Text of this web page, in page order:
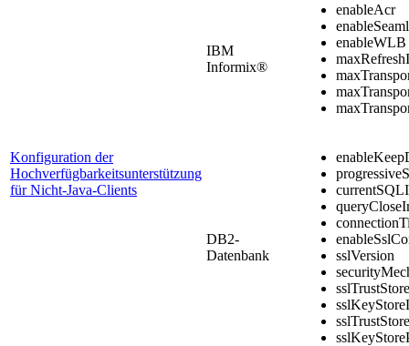
Konfiguration der
Hochverfügbarkeitsunterstützung
für Nicht-Java-Clients
IBM
Informix®
enableAcr
enableWLB
DB2-
Datenbank
sslVersion